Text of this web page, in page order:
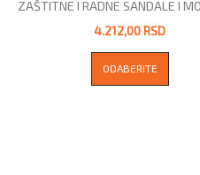
ZAŠTITNE I RADNE SANDALE I
4.212,00 RSD
ODABERITE